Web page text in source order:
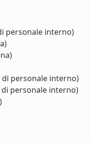
personale interno)
di personale interno)
personale interno)